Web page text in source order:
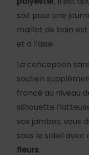
soit pour une
maillot de bain
et à l’aise.
La conception
soutien
froncé au niveau
silhouette
vos jambes, vous
sous le soleil avec
fleurs.